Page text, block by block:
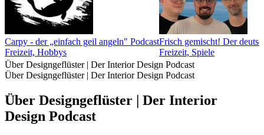
Carpy - der „einfach geil angeln" Podcast
Freizeit, Hobbys
Frisch gemischt! Der
Freizeit, Spiele
Über Designgeflüster | Der Interior Design Podcast
Über Designgeflüster | Der Interior Design Podcast
Über Designgeflüster | Der Interior
Design Podcast